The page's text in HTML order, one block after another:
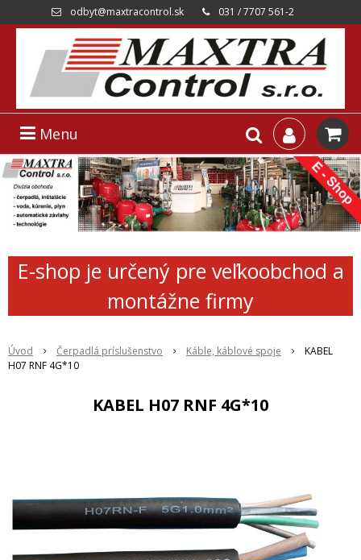
odbyt@maxtracontrol.sk 031 / 7707 561-2
Menu
E-shop je určený pre veľkoobchod a
montážne firmy
Úvod Čerpadlá príslušenstvo Káble, káblové spoje
KABEL
H07 RNF 4G*10
KABEL H07 RNF 4G*10